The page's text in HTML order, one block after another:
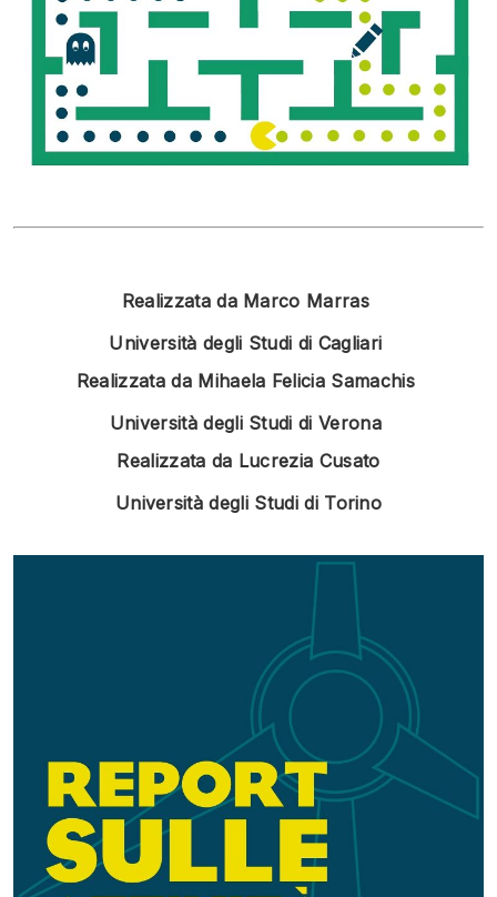
Realizzata da Marco Marras
Università degli Studi di Cagliari
Realizzata da Mihaela Felicia Samachis
Università degli Studi di Verona
Realizzata da Lucrezia Cusato
Università degli Studi di Torino